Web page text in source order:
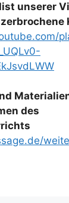
unserer
des